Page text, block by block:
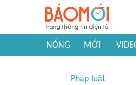
NÓNG MỚI
Pháp luật